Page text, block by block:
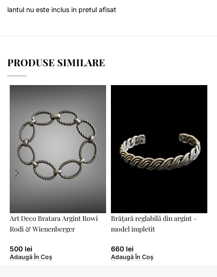
lantul nu este inclus in pretul afisat
PRODUSE SIMILARE
Art Deco Bratara Argint Rowi
Rodi & Wienenberger
500 lei
Adaugă În Coș
Brățară reglabilă din argint –
model împletit
660 lei
Adaugă În Coș